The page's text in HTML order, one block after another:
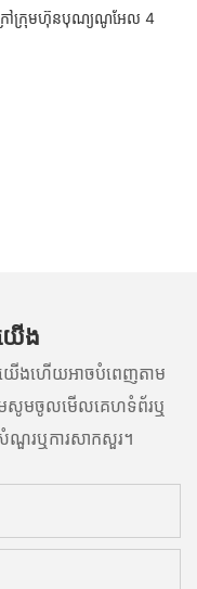
ើង
យើងហើយអាចបំពេញតាម
ែមសូមចូលមើលគេហទំព័រឬ
ណួរឬការសាកសួរ។